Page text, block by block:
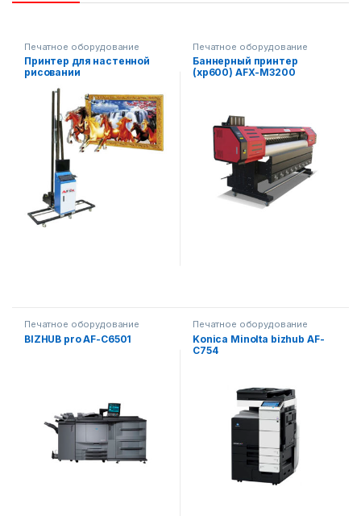
Печатное оборудование
Принтер для настенной
рисовании
Печатное оборудование
Баннерный принтер
(xp600) AFX-M3200
Печатное оборудование
BIZHUB pro AF-C6501
Печатное оборудование
Konica Minolta bizhub AF-
C754